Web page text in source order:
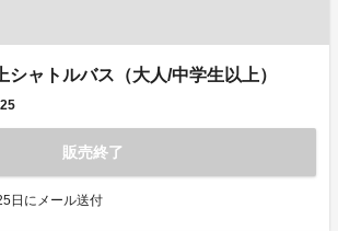
シャトルバス（大人/中学生以上）
25
販売終了
日にメール送付